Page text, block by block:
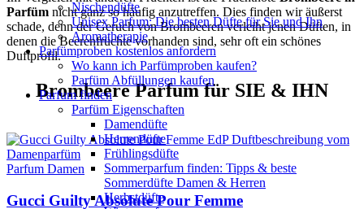
Nischendüfte
Unisex Parfum: Die besten Düfte für Sie und Ihn
Aromatherapie
Parfümproben kostenlos anfordern
Wo kann ich Parfümproben kaufen?
Parfüm Abfüllungen kaufen
Parfum finden
Parfüm Eigenschaften
Damendüfte
Herrendüfte
Frühlingsdüfte
Sommerparfum finden: Tipps & beste
Sommerdüfte Damen & Herren
Herbstdüfte
Parfüm nicht ganz so häufig anzutreffen. Dies finden wir äußerst
schade, denn der Geruch von Brombeeren verleiht jenen Düften, in
denen die Beerenfrüchte vorhanden sind, sehr oft ein schönes
Duftprofil.
Brombeere Parfum für SIE & IHN
Parfum Damen
Gucci Guilty Absolute Pour Femme